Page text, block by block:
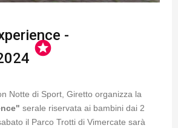
-
stars
Notte di Sport, Giretto organizza la
serale riservata ai bambini dai 2
il Parco Trotti di Vimercate sarà